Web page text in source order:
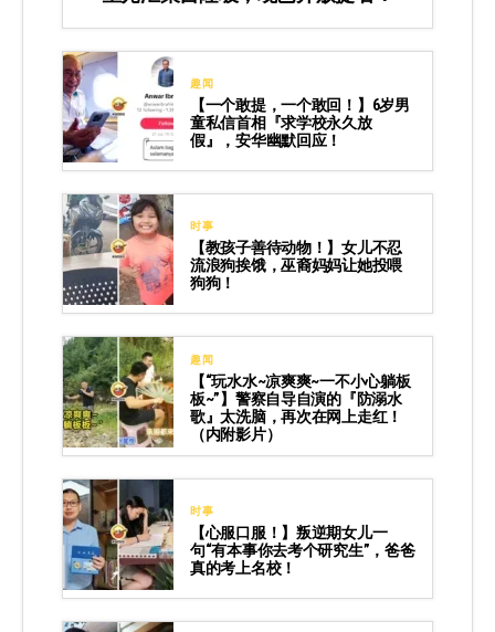
趣闻
【一个敢提，一个敢回！】6岁男
童私信首相『求学校永久放
假』，安华幽默回应！
时事
【教孩子善待动物！】女儿不忍
流浪狗挨饿，巫裔妈妈让她投喂
狗狗！
趣闻
【“玩水水~凉爽爽~一不小心躺板
板~”】警察自导自演的『防溺水
歌』太洗脑，再次在网上走红！
（内附影片）
时事
【心服口服！】叛逆期女儿一
句“有本事你去考个研究生”，爸爸
真的考上名校！